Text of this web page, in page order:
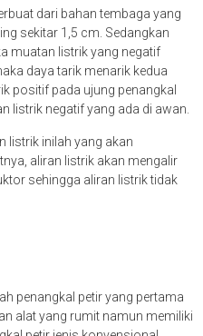
dari bahan tembaga yang
sekitar 1,5 cm. Sedangkan
muatan listrik yang negatif
daya tarik menarik kedua
positif pada ujung penangkal
listrik negatif yang ada di awan.
listrik inilah yang akan
aliran listrik akan mengalir
sehingga aliran listrik tidak
penangkal petir yang pertama
alat yang rumit namun memiliki